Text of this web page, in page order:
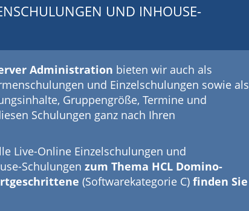
UND INHOUSE-
Administration bieten wir auch als
und Einzelschulungen sowie als
Gruppengröße, Termine und
Schulungen ganz nach Ihren
Live-Online Einzelschulungen und
Schulungen zum Thema HCL Domino-
(Softwarekategorie C) finden Sie